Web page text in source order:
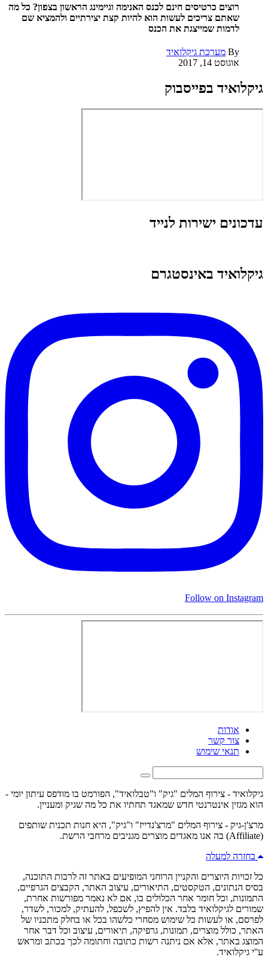
רוצים כרטיסים חינם לכנס האנימה וגיימינג הראשון בצפון? כל מה
שאתם צריכים לעשות הוא להיות קצת יצירתיים ולהמציא שם
לדמות שמייצגת את הכנס
By מערכת גיקלואיד
אוגוסט 14, 2017
גיקלואיד בפייסבוק
עדכונים ישירות לנייד
גיקלואיד באינסטגרם
Follow on Instagram
אודות
צור קשר
תנאי שימוש
גיקלואיד - צירוף המלים "גיק" ו"טבלואיד", הפורמט בו מודפס עיתון יומי -
הוא מגזין אינטרנטי חדש שמאגד תחתיו את כל מה שגיק ומעניין.
מרצ'ן-גיק - צירוף המלים "מרצ'נדייז" ו"גיק", היא חנות תכנית שותפים
(Affiliate) בה אנו מאגדים מוצרים מגניבים מרחבי הרשת.
בחזרה למעלה
כל זכויות היוצרים והקניין הרוחני המופיעים באתר זה לרבות התוכנה,
בסיס הנתונים, הטקסטים, התיאורים, עיצוב האתר, הקבצים הגרפיים,
התמונות, וכל חומר אחר הכלולים בו, אם לא נאמר מפורשות אחרת,
שמורים לגיקלואיד בלבד. אין להפיץ, לשכפל, להעתיק, למכור, לשדר,
לפרסם, או לעשות כל שימוש מסחרי כלשהו בכל או בחלק מתכניו של
האתר, כולל מוצרים, תמונות, גרפיקה, תיאורים, עיצוב וכל דבר אחר
המוצג באתר, אלא אם ניתנה רשות כתובה וחתומה לכך בכתב ומראש
ע''י גיקלואיד.